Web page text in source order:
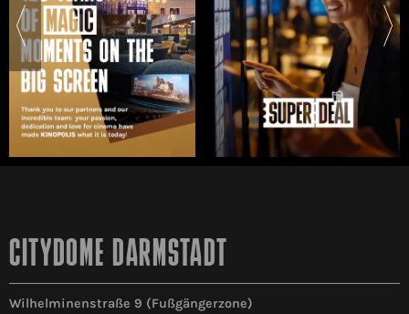
CITYDOME DARMSTADT
Wilhelminenstraße 9 (Fußgängerzone)